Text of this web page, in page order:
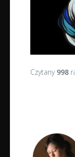
Czytany 998